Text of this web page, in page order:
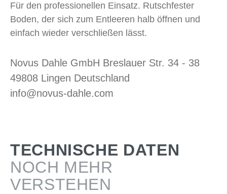
Für den professionellen Einsatz. Rutschfester
Boden, der sich zum Entleeren halb öffnen und
einfach wieder verschließen lässt.
Novus Dahle GmbH Breslauer Str. 34 - 38
49808 Lingen Deutschland
info@novus-dahle.com
TECHNISCHE DATEN
NOCH MEHR
VERSTEHEN